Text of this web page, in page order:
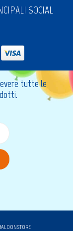
SOCIAL
tutte le